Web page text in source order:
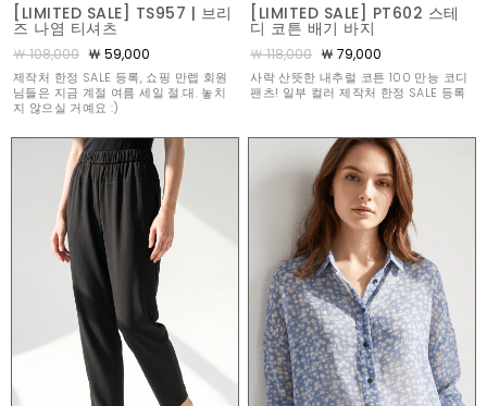
[LIMITED SALE] TS957 | 브리
즈 나염 티셔츠
￦ 108,000 ￦ 59,000
제작처 한정 SALE 등록, 쇼핑 만렙 회원
님들은 지금 계절 여름 세일 절.대. 놓치
지 않으실 거예요 :)
[LIMITED SALE] PT602 스테
디 코튼 배기 바지
￦ 118,000 ￦ 79,000
사락 산뜻한 내추럴 코튼 100 만능 코디
팬츠! 일부 컬러 제작처 한정 SALE 등록